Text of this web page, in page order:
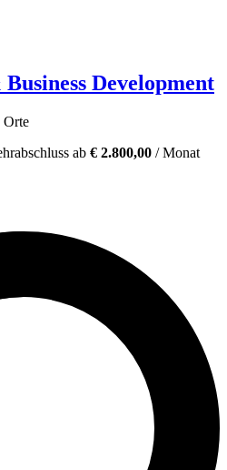
Development
Orte
ab € 2.800,00 / Monat